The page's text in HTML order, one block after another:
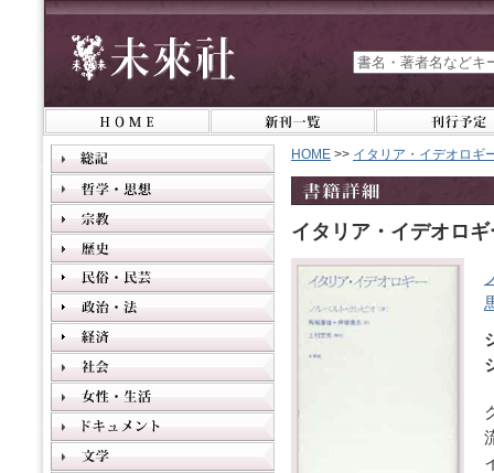
HOME >> イタリア・イデオロギ
イタリア・イデオロギ